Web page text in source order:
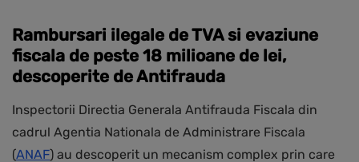
Rambursari ilegale de TVA si evaziune
fiscala de peste 18 milioane de lei,
descoperite de Antifrauda
Inspectorii Directia Generala Antifrauda Fiscala din
cadrul Agentia Nationala de Administrare Fiscala
(ANAF) au descoperit un mecanism complex prin care